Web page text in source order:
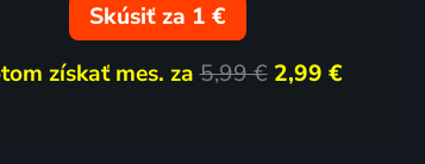
Skúsiť za 1 €
získať mes. za5,99 € 2,99 €